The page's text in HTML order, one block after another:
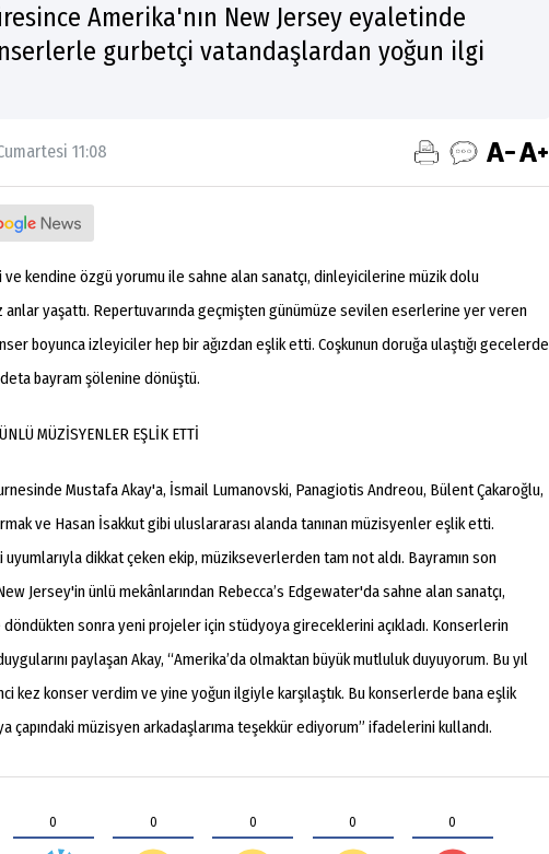
Amerika'nın New Jersey eyaletinde
gurbetçi vatandaşlardan yoğun ilgi
11:08
ve kendine özgü yorumu ile sahne alan sanatçı, dinleyicilerine müzik dolu
anlar yaşattı. Repertuvarında geçmişten günümüze sevilen eserlerine yer veren
boyunca izleyiciler hep bir ağızdan eşlik etti. Coşkunun doruğa ulaştığı gecelerde
bayram şölenine dönüştü.
MÜZİSYENLER EŞLİK ETTİ
Mustafa Akay'a, İsmail Lumanovski, Panagiotis Andreou, Bülent Çakaroğlu,
ve Hasan İsakkut gibi uluslararası alanda tanınan müzisyenler eşlik etti.
uyumlarıyla dikkat çeken ekip, müzikseverlerden tam not aldı. Bayramın son
Jersey'in ünlü mekânlarından Rebecca’s Edgewater'da sahne alan sanatçı,
döndükten sonra yeni projeler için stüdyoya gireceklerini açıkladı. Konserlerin
paylaşan Akay, “Amerika’da olmaktan büyük mutluluk duyuyorum. Bu yıl
kez konser verdim ve yine yoğun ilgiyle karşılaştık. Bu konserlerde bana eşlik
çapındaki müzisyen arkadaşlarıma teşekkür ediyorum” ifadelerini kullandı.
0 0 0 0 0